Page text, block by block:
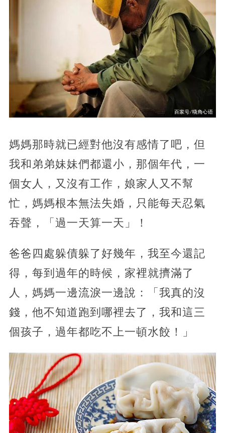
媽媽那時就已經對他沒有感情了吧，但
我和弟弟妹妹們都還小，那個年代，一
個女人，又沒有工作，娘家人又不幫
忙，媽媽根本無法失婚，只能每天忍氣
吞聲，「過一天算一天」！
爸爸四處躲債躲了好幾年，我至今還記
得，每到過年的時候，家裡就擠滿了
人，媽媽一邊流淚一邊說：「我真的沒
錢，他不知道跑到哪裡去了，我和這三
個孩子，過年都吃不上一頓水餃！」